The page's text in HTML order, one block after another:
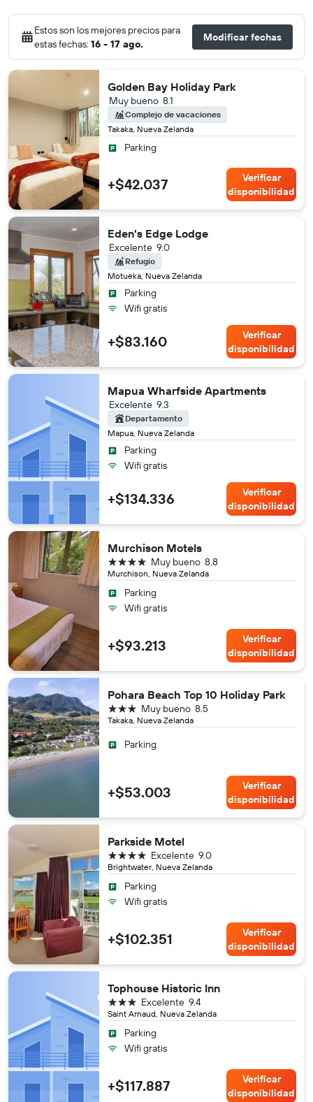
Estos son los mejores precios para
estas fechas: 16 - 17 ago.
Modificar fechas
Golden Bay Holiday Park
Takaka, Nueva Zelanda
8.1
Muy bueno
Complejo de vacaciones
Parking
+$42.037
Verificar
disponibilidad
Eden's Edge Lodge
Motueka, Nueva Zelanda
9.0
Excelente
Refugio
Parking
Wifi gratis
+$83.160
Verificar
disponibilidad
Mapua Wharfside Apartments
Mapua, Nueva Zelanda
9.3
Excelente
Departamento
Parking
Wifi gratis
+$134.336
Verificar
disponibilidad
Murchison Motels
Murchison, Nueva Zelanda
8.8
Muy bueno
4 estrellas
Parking
Wifi gratis
+$93.213
Verificar
disponibilidad
Pohara Beach Top 10 Holiday Park
Takaka, Nueva Zelanda
8.5
Muy bueno
3 estrellas
Parking
+$53.003
Verificar
disponibilidad
Parkside Motel
Brightwater, Nueva Zelanda
9.0
Excelente
4 estrellas
Parking
Wifi gratis
+$102.351
Verificar
disponibilidad
Tophouse Historic Inn
Saint Arnaud, Nueva Zelanda
9.4
Excelente
3 estrellas
Parking
Wifi gratis
+$117.887
Verificar
disponibilidad